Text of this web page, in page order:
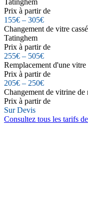
Tatinghem
Prix à partir de
155€ – 305€
Changement de vitre
Tatinghem
Prix à partir de
255€ – 505€
Remplacement d'une
Prix à partir de
205€ – 250€
Changement de vitrine
Prix à partir de
Sur Devis
Consultez tous les tarifs